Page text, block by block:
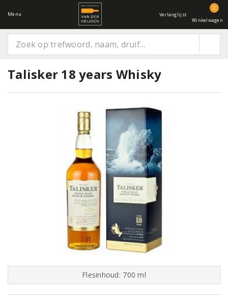
Menu Verlanglijst
0
Winkelwagen
Talisker 18 years Whisky
Flesinhoud: 700 ml